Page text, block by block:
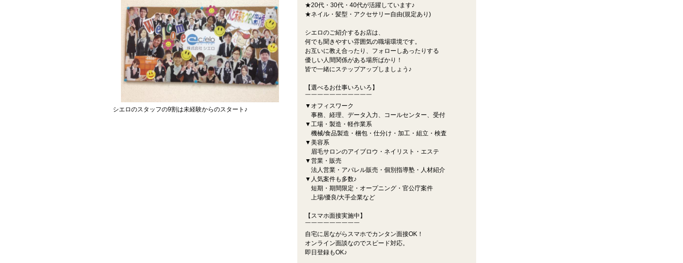
シエロのスタッフの9割は未経験からのスタート♪
★20代・30代・40代が活躍しています♪
★ネイル・髪型・アクセサリー自由(規定あり)
シエロのご紹介するお店は、
何でも聞きやすい雰囲気の職場環境です。
お互いに教え合ったり、フォローしあったりする
優しい人間関係がある場所ばかり！
皆で一緒にステップアップしましょう♪
【選べるお仕事いろいろ】
￣￣￣￣￣￣￣￣￣￣￣
▼オフィスワーク
事務、経理、データ入力、コールセンター、受付
▼工場・製造・軽作業系
機械/食品製造・梱包・仕分け・加工・組立・検査
▼美容系
眉毛サロンのアイブロウ・ネイリスト・エステ
▼営業・販売
法人営業・アパレル販売・個別指導塾・人材紹介
▼人気案件も多数♪
短期・期間限定・オープニング・官公庁案件
上場/優良/大手企業など
【スマホ面接実施中】
￣￣￣￣￣￣￣￣￣
自宅に居ながらスマホでカンタン面接OK！
オンライン面談なのでスピード対応。
即日登録もOK♪